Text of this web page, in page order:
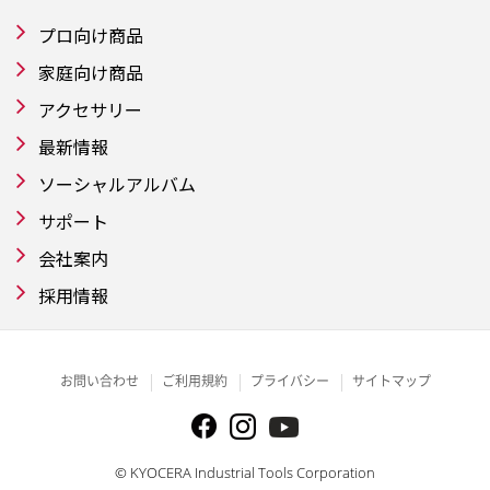
プロ向け商品
家庭向け商品
アクセサリー
最新情報
ソーシャルアルバム
サポート
会社案内
採用情報
お問い合わせ ご利用規約 プライバシー サイトマップ
© KYOCERA Industrial Tools Corporation